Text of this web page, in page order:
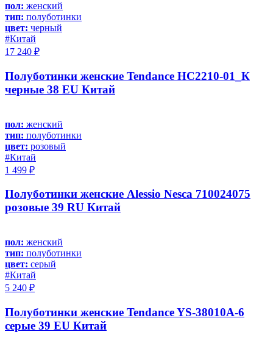
пол: женский
тип: полуботинки
цвет: черный
#Китай
17 240 ₽
Полуботинки женские Tendance HC2210-01_К
черные 38 EU Китай
пол: женский
тип: полуботинки
цвет: розовый
#Китай
1 499 ₽
Полуботинки женские Alessio Nesca 710024075
розовые 39 RU Китай
пол: женский
тип: полуботинки
цвет: серый
#Китай
5 240 ₽
Полуботинки женские Tendance YS-38010A-6
серые 39 EU Китай